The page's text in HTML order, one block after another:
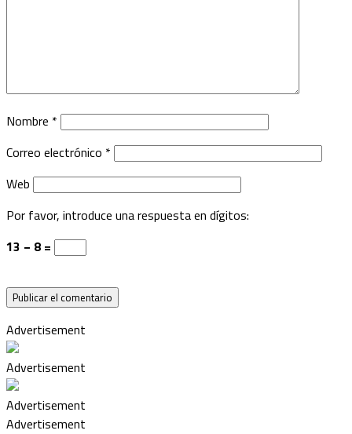
Nombre *
Correo electrónico *
Web
Por favor, introduce una respuesta en dígitos:
13 − 8 =
Advertisement
Advertisement
Advertisement
Advertisement